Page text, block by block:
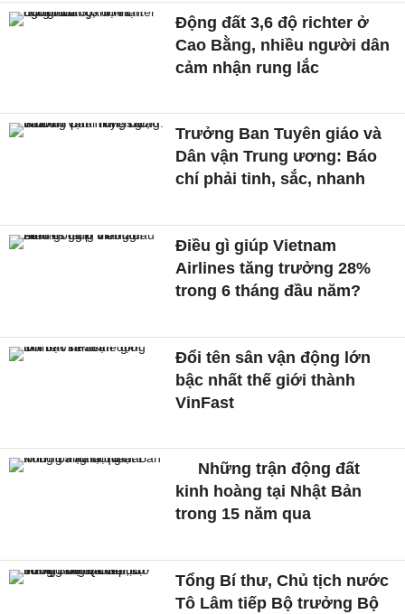
Động đất 3,6 độ richter ở
Cao Bằng, nhiều người dân
cảm nhận rung lắc
Trưởng Ban Tuyên giáo và
Dân vận Trung ương: Báo
chí phải tinh, sắc, nhanh
Điều gì giúp Vietnam
Airlines tăng trưởng 28%
trong 6 tháng đầu năm?
Đổi tên sân vận động lớn
bậc nhất thế giới thành
VinFast
Những trận động đất
kinh hoàng tại Nhật Bản
trong 15 năm qua
Tổng Bí thư, Chủ tịch nước
Tô Lâm tiếp Bộ trưởng Bộ